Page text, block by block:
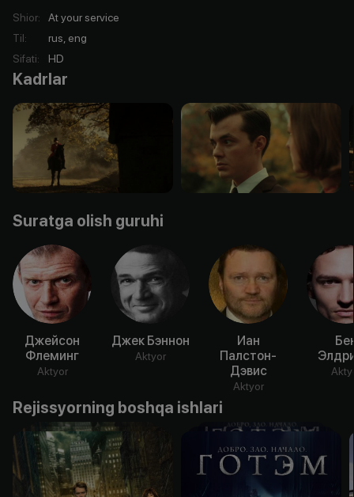
Shior:
At your service
Til:
rus, eng
Sifati: HD
Kadrlar
Suratga olish guruhi
Джейсон
Флеминг
Aktyor
Джек Бэннон
Aktyor
Иан
Палстон-
Дэвис
Aktyor
Rejissyorning boshqa ishlari